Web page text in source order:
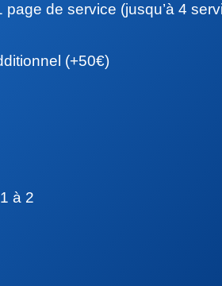
page de service (jusqu’à 4
(+50€)
à 2